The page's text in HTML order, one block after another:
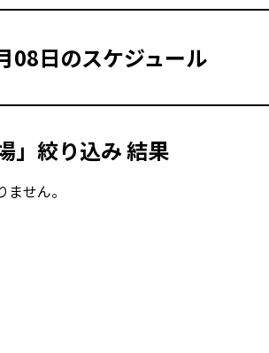
08日のスケジュール
」絞り込み 結果
せん。